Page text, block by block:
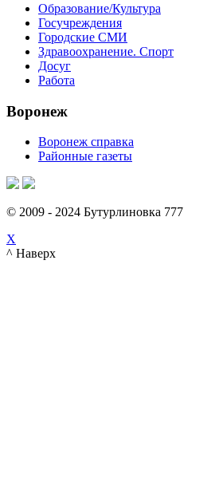
Образование/Культура
Госучреждения
Городские СМИ
Здравоохранение. Спорт
Досуг
Работа
Воронеж
Воронеж справка
Районные газеты
© 2009 - 2024 Бутурлиновка 777
X
^ Наверх